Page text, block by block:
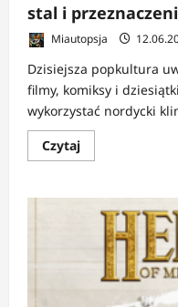
stal i
Miautopsja
Dzisiejsza popkultura
filmy, komiksy i
wykorzystać nordycki
CzytajDowiedz
się
RECENZJA:
Saga
rodu
Wolsungów
Krew,
przeznaczenie